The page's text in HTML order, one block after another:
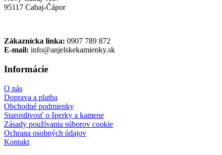
95117 Cabaj-Čápor
Zákaznícka linka: 0907 789 872
E-mail: info@anjelskekamienky.sk
Informácie
O nás
Doprava a platba
Obchodné podmienky
Starostlivosť o šperky a kamene
Zásady používania súborov cookie
Ochrana osobných údajov
Kontakt